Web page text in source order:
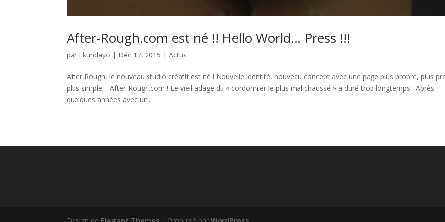
After-Rough.com est né !! Hello World… Press !!!
par Ekundayo | Déc 17, 2015 |Actus
After Rough, le nouveau studio créatif est né ! Nouvelle identité, nouveau concept avec une page plus propre, plus
plus simple… After-Rough.com ! Le vieil adage du « cordonnier le plus mal chaussé » a duré trop longtemps : Après
quelques années avec un...